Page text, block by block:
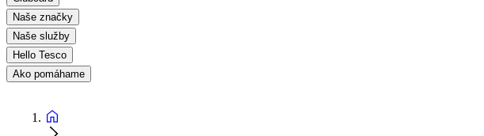
Naše značky
Naše služby
Hello Tesco
Ako pomáhame